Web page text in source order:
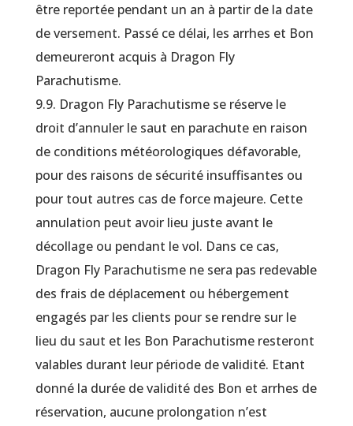
être reportée pendant un an à partir de la date
de versement. Passé ce délai, les arrhes et Bon
demeureront acquis à Dragon Fly
Parachutisme.
9.9. Dragon Fly Parachutisme se réserve le
droit d’annuler le saut en parachute en raison
de conditions météorologiques défavorable,
pour des raisons de sécurité insuffisantes ou
pour tout autres cas de force majeure. Cette
annulation peut avoir lieu juste avant le
décollage ou pendant le vol. Dans ce cas,
Dragon Fly Parachutisme ne sera pas redevable
des frais de déplacement ou hébergement
engagés par les clients pour se rendre sur le
lieu du saut et les Bon Parachutisme resteront
valables durant leur période de validité. Etant
donné la durée de validité des Bon et arrhes de
réservation, aucune prolongation n’est